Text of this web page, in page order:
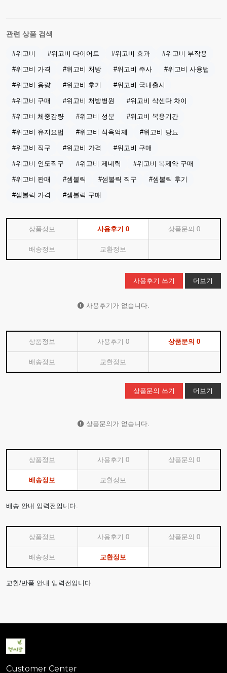
관련 상품 검색
#위고비 #위고비 다이어트 #위고비 효과 #위고비 부작용
#위고비 가격 #위고비 처방 #위고비 주사 #위고비 사용법
#위고비 용량 #위고비 후기 #위고비 국내출시
#위고비 구매 #위고비 처방병원 #위고비 삭센다 차이
#위고비 체중감량 #위고비 성분 #위고비 복용기간
#위고비 유지요법 #위고비 식욕억제 #위고비 당뇨
#위고비 직구 #위고비 가격 #위고비 구매
#위고비 인도직구 #위고비 제네릭 #위고비 복제약 구매
#위고비 판매 #셈볼릭 #셈볼릭 직구 #셈볼릭 후기
#셈볼릭 가격 #셈볼릭 구매
상품정보 사용후기 0 상품문의0
배송정보 교환정보
사용후기 쓰기 더보기
사용후기가 없습니다.
상품정보 사용후기 0 상품문의0
배송정보 교환정보
상품문의 쓰기 더보기
상품문의가 없습니다.
상품정보 사용후기 0 상품문의0
배송정보 교환정보
배송 안내 입력전입니다.
상품정보 사용후기 0 상품문의0
배송정보 교환정보
교환/반품 안내 입력전입니다.
Customer Center